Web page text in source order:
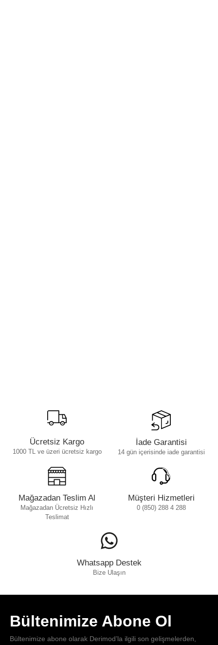
Ücretsiz Kargo
1000 TL ve üzeri ücretsiz kargo
İade Garantisi
14 gün içerisinde iade garantisi
Mağazadan Teslim Al
Mağazadan Ücretsiz Hızlı
Teslimat
Müşteri Hizmetleri
0 (850) 288 4 288
Whatsapp Destek
Bize Ulaşın
Bültenimize Abone Ol
Bültenimize abone olarak Derimod’la ilgili son gelişmelerden,